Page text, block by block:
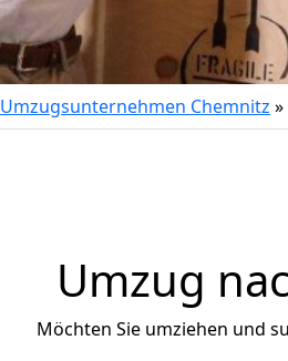
Umzugsunternehmen Chemnitz »
Umzug
Möchten Sie umziehen und